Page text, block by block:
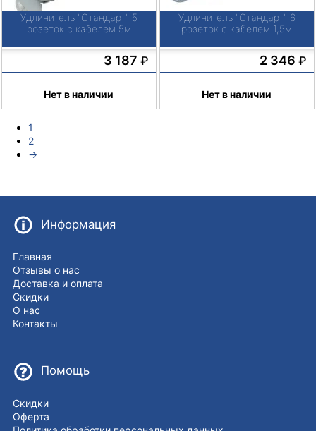
Удлинитель "Стандарт" 5
розеток с кабелем 5м
3 187 ₽
Нет в наличии
Удлинитель "Стандарт" 6
розеток с кабелем 1,5м
2 346 ₽
Нет в наличии
1
2
→
Информация
Главная
Отзывы о нас
Доставка и оплата
Скидки
О нас
Контакты
Помощь
Скидки
Оферта